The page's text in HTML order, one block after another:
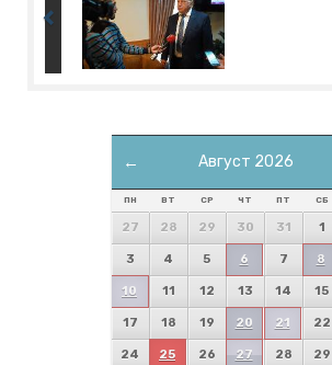
← Август 2026
ПН ВТ СР ЧТ ПТ СБ
27 28 29 30 31 1
3 4 5 6 7 8
10 11 12 13 14 15
17 18 19 20 21 22
24 25 26 27 28 29